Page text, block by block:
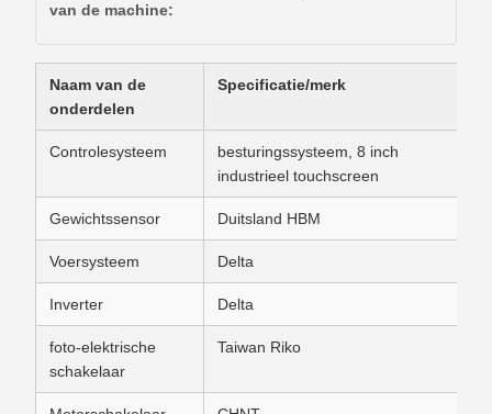
van de machine:
Naam van de
onderdelen
Specificatie/merk
Controlesysteem
besturingssysteem, 8 inch
industrieel touchscreen
Gewichtssensor Duitsland HBM
Voersysteem Delta
Inverter Delta
foto-elektrische
schakelaar
Taiwan Riko